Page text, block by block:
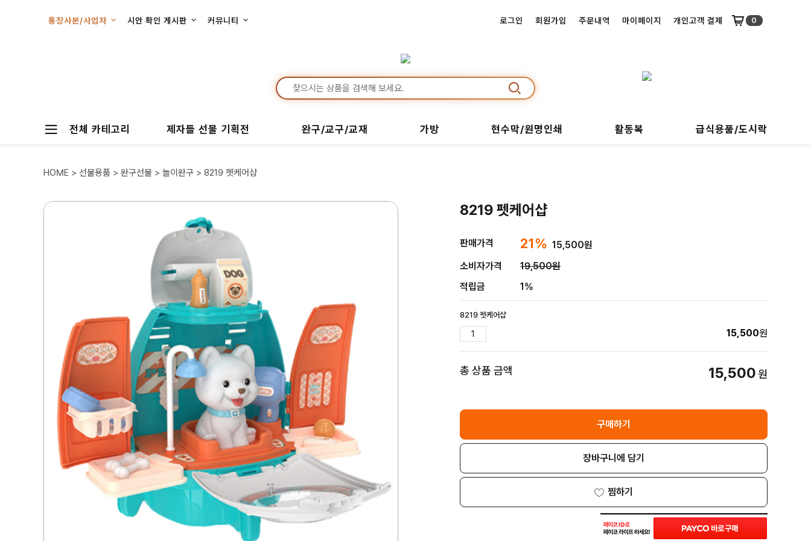
통장사본/사업자 시안 확인 게시판 커뮤니티 로그인 회원가입 주문내역 마이페이지 개인고객 결제 0
전체 카테고리 제자들 선물 기획전 완구/교구/교재 가방 현수막/원명인쇄 활동복 급식용품/도시락
HOME > 선물용품 > 완구선물 > 놀이완구 > 8219 펫케어샵
8219 펫케어샵
판매가격 21% 15,500원
소비자가격
19,500원
적립금
1%
8219 펫케어샵
15,500원
총 상품 금액 15,500원
구매하기
장바구니에 담기
찜하기